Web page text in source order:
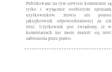
Publikowane na tym serwisie komentarze są
tylko i wyłącznie osobistymi opiniami
użytkowników. Serwis nie ponosi
jakiejkolwiek odpowiedzialności za ich
treść. Użytkownik jest świadomy, iż w
komentarzach nie może znaleźć się treść
zabroniona przez prawo.